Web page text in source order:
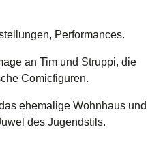
Performances.
an Tim und Struppi, die
Comicfiguren.
ehemalige Wohnhaus und
des Jugendstils.